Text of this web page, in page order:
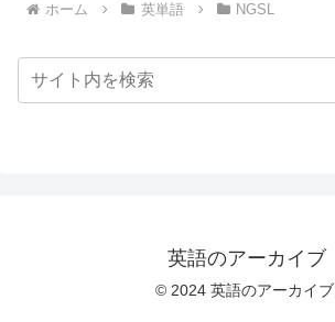
ホーム 英単語 NGSL
英語のアーカイブ
© 2024 英語のアーカイブ.